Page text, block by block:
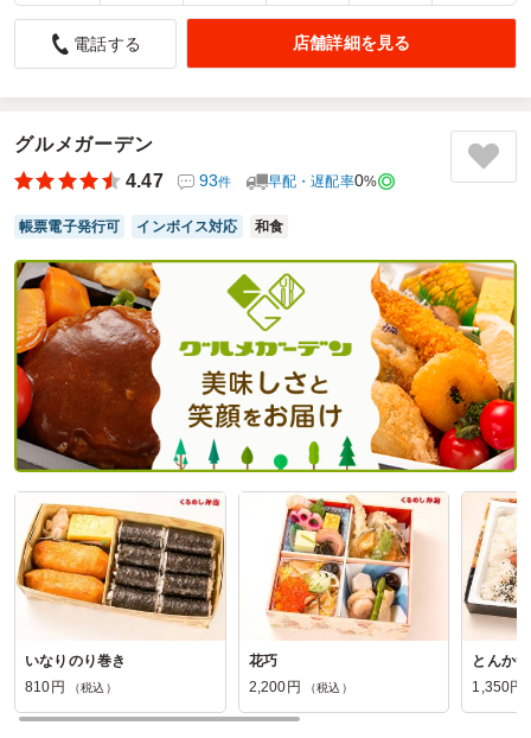
二段になっていて豪華でした。
4.5
くりでご飯の上にも錦糸卵とおかずが載っていてとても人気
でした。柔らかあなごのチラシ2段重は他のお弁当屋さんに
はあまりないお弁当なので減るのも他の種類より早かった気
がします。彩も綺麗でおすすめのお弁当です。
ご利用シーン：ロケ・撮影›ロケ
神奈川県南足柄市大雄町2026/03/26
竜宮庵の口コミをもっと見る
電話する 店舗詳細を見る
グルメガーデン
4.47
93件 早配・遅配率0%
帳票電子発行可 インボイス対応 和食
いなりのり巻き
810円
（税込）
花巧
2,200円
（税込）
とんか
1,350円